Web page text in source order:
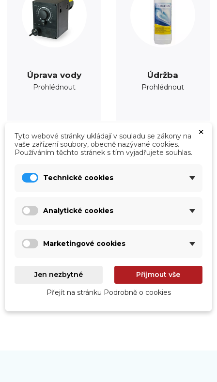
Úprava vody
Prohlédnout
Údržba
Prohlédnout
×
Tyto webové stránky ukládají v souladu se zákony na
vaše zařízení soubory, obecně nazývané cookies.
Používáním těchto stránek s tím vyjadřujete souhlas.
Technické cookies
Analytické cookies
Marketingové cookies
Jen nezbytné Přijmout vše
Přejít na stránku Podrobně o cookies